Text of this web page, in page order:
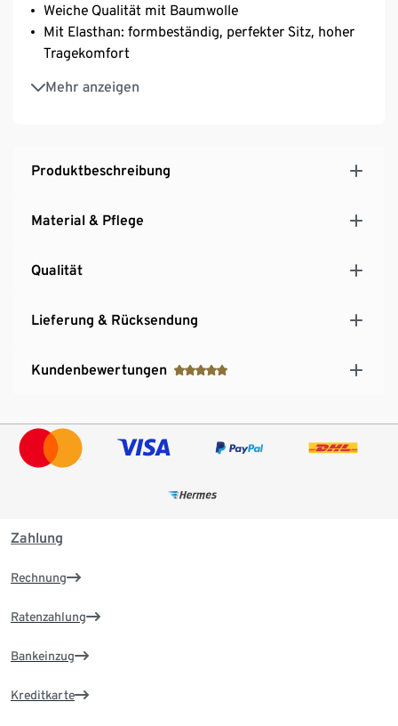
Weiche Qualität mit Baumwolle
Mit Elasthan: formbeständig, perfekter Sitz, hoher
Tragekomfort
Mehr anzeigen
5 unterschiedliche Dessins
Produktbeschreibung
Material & Pflege
Qualität
Lieferung & Rücksendung
Kundenbewertungen
Zahlung
Rechnung
Ratenzahlung
Bankeinzug
Kreditkarte